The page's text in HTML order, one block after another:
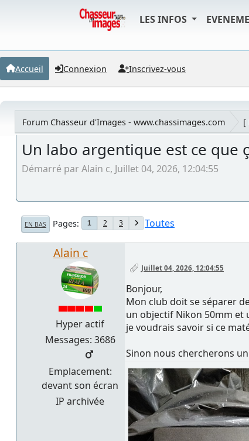
LES INFOS
Accueil Connexion Inscrivez-vous
Forum Chasseur d'Images - www.chassimages.com [
Un labo argentique est ce que
Démarré par Alain c, Juillet 04, 2026, 12:04:55
EN BAS Pages 1 2 3 Toutes
Alain c
Hyper actif
Messages: 3686
Emplacement:
devant son écran
IP archivée
Juillet 04, 2026, 12:04:55
Bonjour,
Mon club doit se séparer
un objectif Nikon 50mm et
je voudrais savoir si ce
Sinon nous chercherons